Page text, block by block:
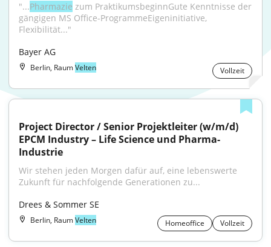
"...Pharmazie zum PraktikumsbeginnGute Kenntnisse der
gängigen MS Office-ProgrammeEigeninitiative,
Flexibilität..."
Bayer AG
Berlin, RaumVelten Vollzeit
Project Director / Senior Projektleiter (w/m/d)
EPCM Industry – Life Science und Pharma-
Industrie
Wir stehen jeden Morgen dafür auf, eine lebenswerte
Zukunft für nachfolgende Generationen zu...
Drees & Sommer SE
Berlin, RaumVelten Homeoffice Vollzeit